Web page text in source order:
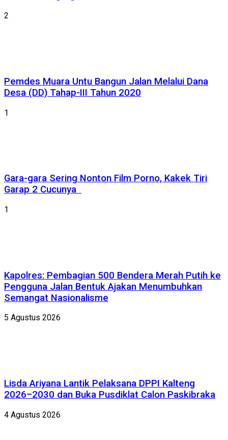
2
Pemdes Muara Untu Bangun Jalan Melalui Dana
Desa (DD) Tahap-III Tahun 2020
1
Gara-gara Sering Nonton Film Porno, Kakek Tiri
Garap 2 Cucunya
1
Kapolres: Pembagian 500 Bendera Merah Putih ke
Pengguna Jalan Bentuk Ajakan Menumbuhkan
Semangat Nasionalisme
5 Agustus 2026
Lisda Ariyana Lantik Pelaksana DPPI Kalteng
2026–2030 dan Buka Pusdiklat Calon Paskibraka
4 Agustus 2026